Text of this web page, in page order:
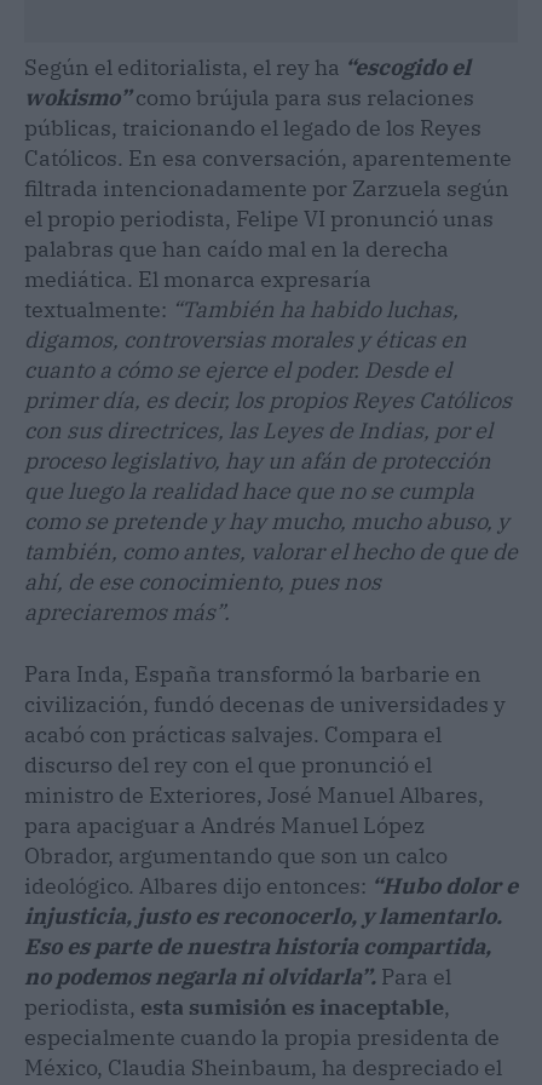
Según el editorialista, el rey ha “escogido el
wokismo”como brújula para sus relaciones
públicas, traicionando el legado de los Reyes
Católicos. En esa conversación, aparentemente
filtrada intencionadamente por Zarzuela según
el propio periodista, Felipe VI pronunció unas
palabras que han caído mal en la derecha
mediática. El monarca expresaría
textualmente: “También ha habido luchas,
digamos, controversias morales y éticas en
cuanto a cómo se ejerce el poder. Desde el
primer día, es decir, los propios Reyes Católicos
con sus directrices, las Leyes de Indias, por el
proceso legislativo, hay un afán de protección
que luego la realidad hace que no se cumpla
como se pretende y hay mucho, mucho abuso, y
también, como antes, valorar el hecho de que de
ahí, de ese conocimiento, pues nos
apreciaremos más”.
Para Inda, España transformó la barbarie en
civilización, fundó decenas de universidades y
acabó con prácticas salvajes. Compara el
discurso del rey con el que pronunció el
ministro de Exteriores, José Manuel Albares,
para apaciguar a Andrés Manuel López
Obrador, argumentando que son un calco
ideológico. Albares dijo entonces: “Hubo dolor e
injusticia, justo es reconocerlo, y lamentarlo.
Eso es parte de nuestra historia compartida,
no podemos negarla ni olvidarla”. Para el
periodista, esta sumisión es inaceptable,
especialmente cuando la propia presidenta de
México, Claudia Sheinbaum, ha despreciado el